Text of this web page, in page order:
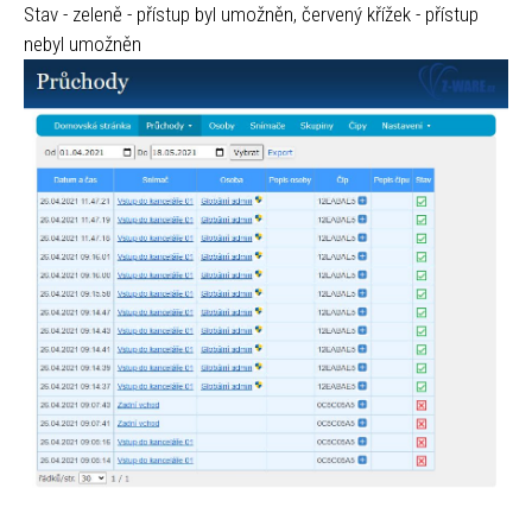
Stav - zeleně - přístup byl umožněn, červený křížek - přístup
nebyl umožněn